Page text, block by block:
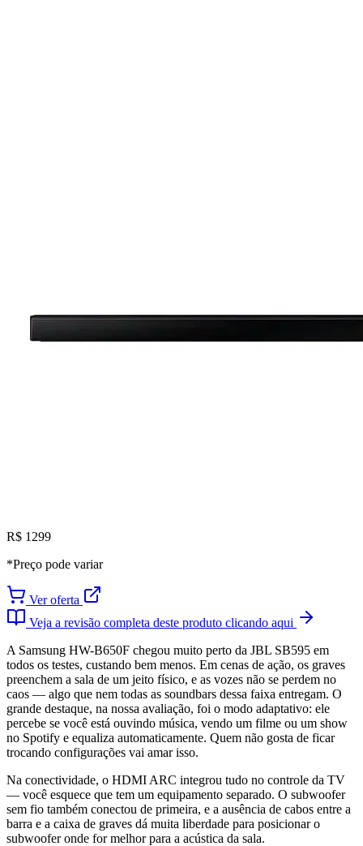
R$ 1299
*Preço pode variar
Ver oferta
Veja a revisão completa deste produto clicando aqui
A Samsung HW-B650F chegou muito perto da JBL SB595 em
todos os testes, custando bem menos. Em cenas de ação, os graves
preenchem a sala de um jeito físico, e as vozes não se perdem no
caos — algo que nem todas as soundbars dessa faixa entregam. O
grande destaque, na nossa avaliação, foi o modo adaptativo: ele
percebe se você está ouvindo música, vendo um filme ou um show
no Spotify e equaliza automaticamente. Quem não gosta de ficar
trocando configurações vai amar isso.
Na conectividade, o HDMI ARC integrou tudo no controle da TV
— você esquece que tem um equipamento separado. O subwoofer
sem fio também conectou de primeira, e a ausência de cabos entre a
barra e a caixa de graves dá muita liberdade para posicionar o
subwoofer onde for melhor para a acústica da sala.